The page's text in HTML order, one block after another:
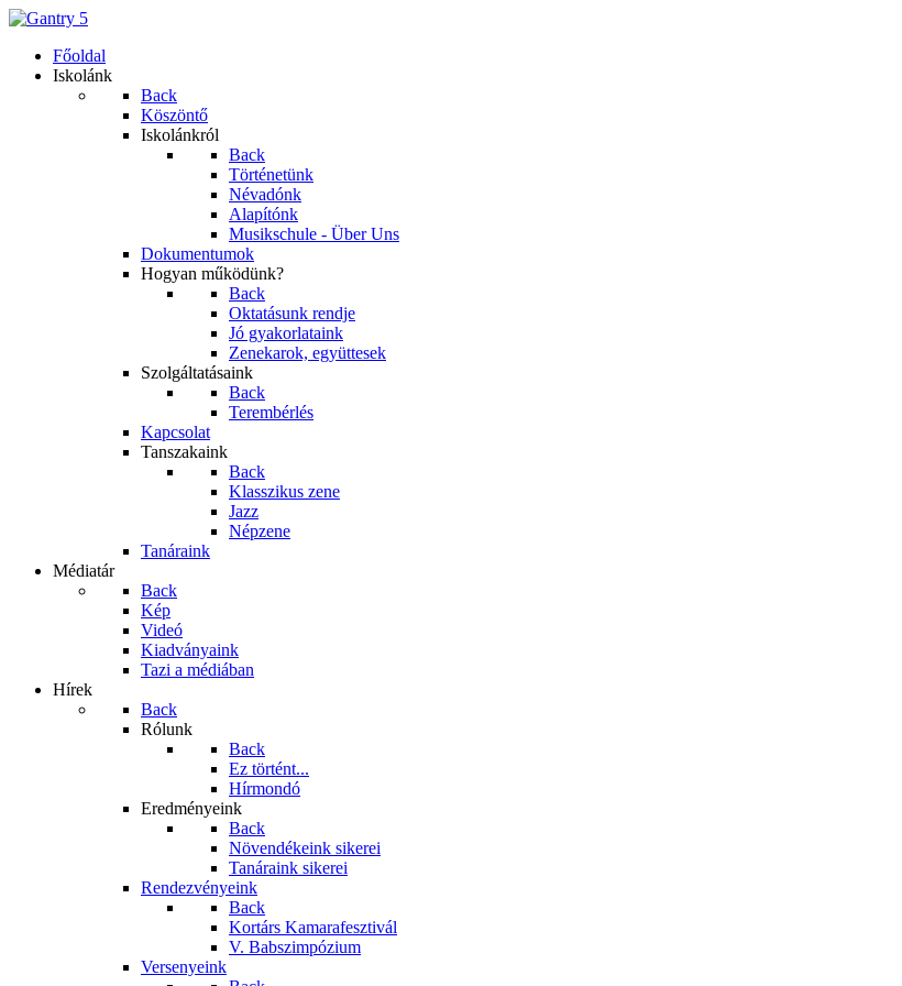
Főoldal
Iskolánk
Back
Köszöntő
Iskolánkról
Back
Történetünk
Névadónk
Alapítónk
Musikschule - Über Uns
Dokumentumok
Hogyan működünk?
Back
Oktatásunk rendje
Jó gyakorlataink
Zenekarok, együttesek
Szolgáltatásaink
Back
Terembérlés
Kapcsolat
Tanszakaink
Back
Klasszikus zene
Jazz
Népzene
Tanáraink
Médiatár
Back
Kép
Videó
Kiadványaink
Tazi a médiában
Hírek
Back
Rólunk
Back
Ez történt...
Hírmondó
Eredményeink
Back
Növendékeink sikerei
Tanáraink sikerei
Rendezvényeink
Back
Kortárs Kamarafesztivál
V. Babszimpózium
Versenyeink